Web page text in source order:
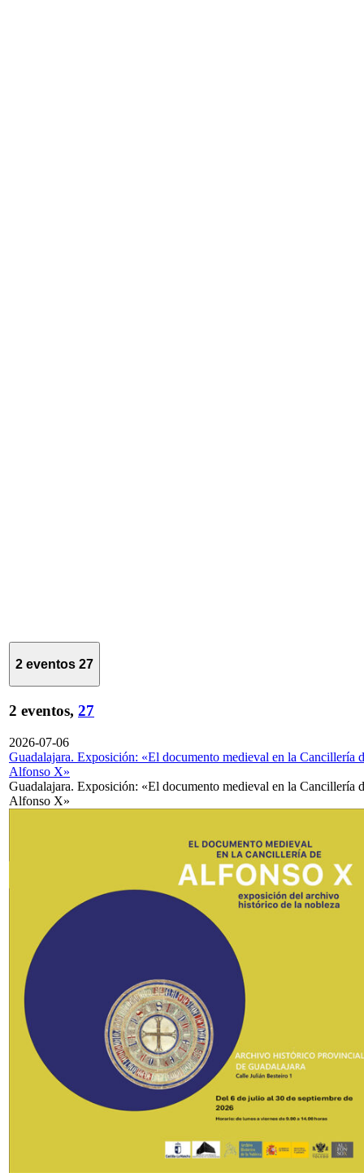
2 eventos 27
2 eventos, 27
2026-07-06
Guadalajara. Exposición: «El documento medieval en la Cancillería
Alfonso X»
Guadalajara. Exposición: «El documento medieval en la Cancillería
Alfonso X»